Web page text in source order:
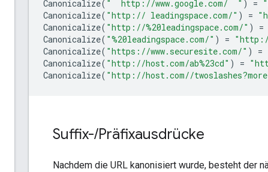
Canonicalize( "  http://www.google.com/  " ) =
Canonicalize( "http:// leadingspace.com/" ) =
Canonicalize( "http://%20leadingspace.com/" ) =
Canonicalize( "%20leadingspace.com/" ) =
Canonicalize( "https://www.securesite.com/" ) =
Canonicalize( "http://host.com/ab%23cd" ) =
Canonicalize( "http://host.com//
Suffix-/Präfixausdrücke
Nachdem die URL kanonisiert wurde, besteht der